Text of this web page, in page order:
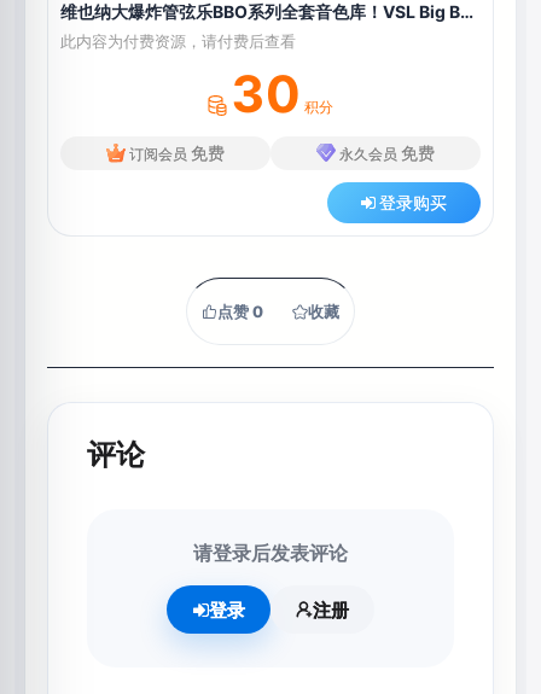
维也纳大爆炸管弦乐BBO系列全套音色库！VSL Big Bang Orchestra Bundle Library(VSL Synchron Player)
此内容为付费资源，请付费后查看
30 积分
订阅会员 免费 永久会员 免费
登录购买
点赞0 收藏
评论
请登录后发表评论
登录 注册